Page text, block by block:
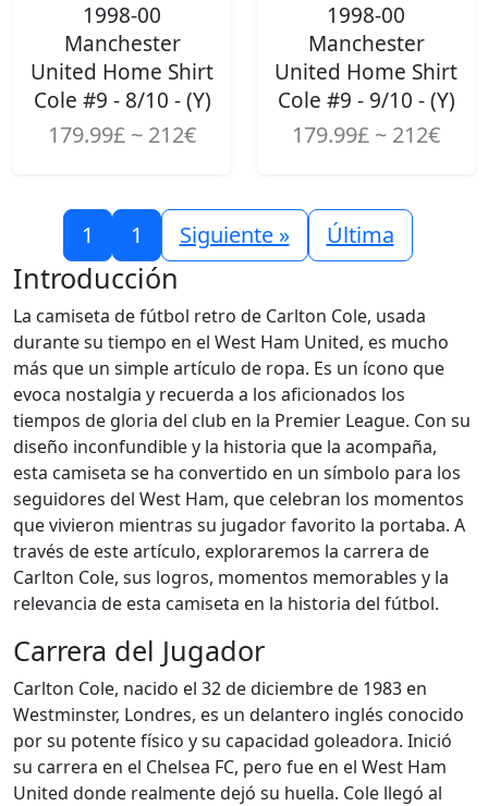
1998-00
Manchester
United Home Shirt
Cole #9 - 8/10 - (Y)
179.99£ ~ 212€
1998-00
Manchester
United Home Shirt
Cole #9 - 9/10 - (Y)
179.99£ ~ 212€
1 1 Siguiente » Última
Introducción
La camiseta de fútbol retro de Carlton Cole, usada
durante su tiempo en el West Ham United, es mucho
más que un simple artículo de ropa. Es un ícono que
evoca nostalgia y recuerda a los aficionados los
tiempos de gloria del club en la Premier League. Con su
diseño inconfundible y la historia que la acompaña,
esta camiseta se ha convertido en un símbolo para los
seguidores del West Ham, que celebran los momentos
que vivieron mientras su jugador favorito la portaba. A
través de este artículo, exploraremos la carrera de
Carlton Cole, sus logros, momentos memorables y la
relevancia de esta camiseta en la historia del fútbol.
Carrera del Jugador
Carlton Cole, nacido el 32 de diciembre de 1983 en
Westminster, Londres, es un delantero inglés conocido
por su potente físico y su capacidad goleadora. Inició
su carrera en el Chelsea FC, pero fue en el West Ham
United donde realmente dejó su huella. Cole llegó al